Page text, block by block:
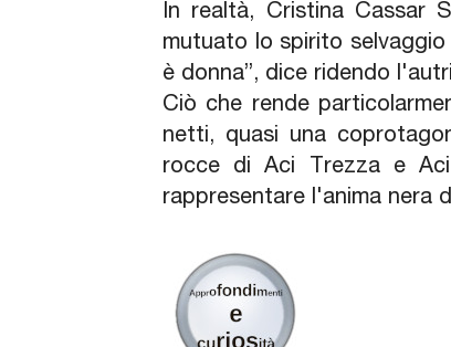
In realtà, Cristina Cassar
mutuato lo spirito
è donna”, dice ridendo
Ciò che rende
netti, quasi una
rocce di Aci Trezza e
rappresentare l'anima nera